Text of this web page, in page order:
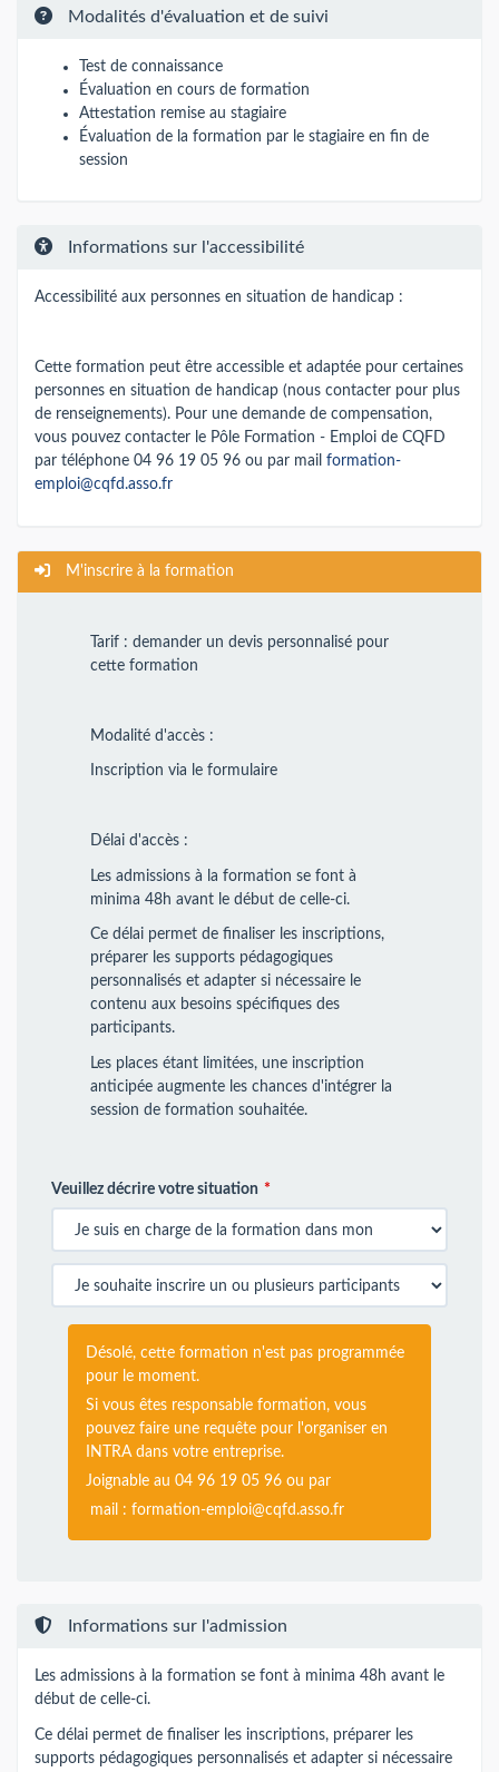
Modalités d'évaluation et de suivi
Test de connaissance
Évaluation en cours de formation
Attestation remise au stagiaire
Évaluation de la formation par le stagiaire en fin de
session
Informations sur l'accessibilité
Accessibilité aux personnes en situation de handicap :
Cette formation peut être accessible et adaptée pour certaines
personnes en situation de handicap (nous contacter pour plus
de renseignements). Pour une demande de compensation,
vous pouvez contacter le Pôle Formation - Emploi de CQFD
par téléphone 04 96 19 05 96 ou par mail formation-
emploi@cqfd.asso.fr
M'inscrire à la formation
Tarif : demander un devis personnalisé pour
cette formation
Modalité d'accès :
Inscription via le formulaire
Délai d'accès :
Les admissions à la formation se font à
minima 48h avant le début de celle-ci.
Ce délai permet de finaliser les inscriptions,
préparer les supports pédagogiques
personnalisés et adapter si nécessaire le
contenu aux besoins spécifiques des
participants.
Les places étant limitées, une inscription
anticipée augmente les chances d'intégrer la
session de formation souhaitée.
Veuillez décrire votre situation
Désolé, cette formation n'est pas programmée
pour le moment.
Si vous êtes responsable formation, vous
pouvez faire une requête pour l'organiser en
INTRA dans votre entreprise.
Joignable au 04 96 19 05 96 ou par
mail : formation-emploi@cqfd.asso.fr
Informations sur l'admission
Les admissions à la formation se font à minima 48h avant le
début de celle-ci.
Ce délai permet de finaliser les inscriptions, préparer les
supports pédagogiques personnalisés et adapter si nécessaire